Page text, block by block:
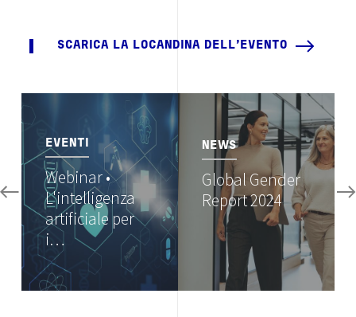
SCARICA LA LOCANDINA DELL'EVENTO
Image
EVENTI
Webinar •
L'intelligenza
artificiale per
i…
NEWS
Global Gender
Report 2024